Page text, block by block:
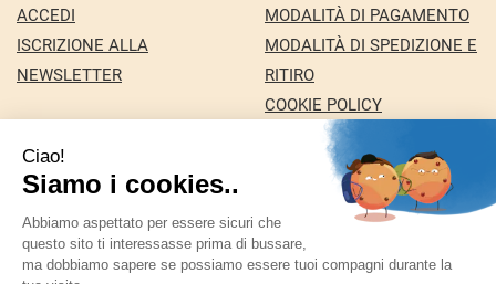
ACCEDI
ISCRIZIONE ALLA
NEWSLETTER
MODALITÀ DI PAGAMENTO
MODALITÀ DI SPEDIZIONE E
RITIRO
COOKIE POLICY
INFORMATIVA PRIVACY
Farmacia Nuova snc dei Dottori Marco e
Giuseppina Fortini - Via Italia 72 24068 Seriate (BG)
marforti@tin.it|Tel.: 035294031| P.Iva: 03258590169 |